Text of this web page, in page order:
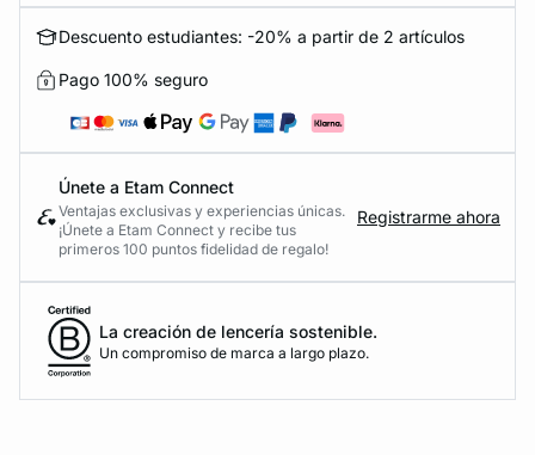
Descuento estudiantes: -20% a partir de 2 artículos
Pago 100% seguro
Únete a Etam Connect
Ventajas exclusivas y experiencias únicas.
¡Únete a Etam Connect y recibe tus
primeros 100 puntos fidelidad de regalo!
Registrarme ahora
La creación de lencería sostenible.
Un compromiso de marca a largo plazo.